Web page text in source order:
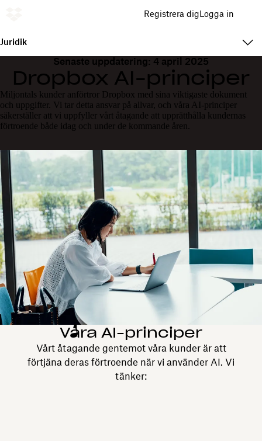
Registrera digLogga in
Juridik
Senaste uppdatering: 4 april 2025
Dropbox AI-principer
Miljontals kunder anförtror Dropbox med sina viktigaste dokument
och uppgifter. Vi tar detta ansvar på allvar, och våra AI-principer
säkerställer att vi uppfyller vårt åtagande att upprätthålla kundernas
förtroende både idag och under de kommande åren.
Våra AI-principer
Vårt åtagande gentemot våra kunder är att
förtjäna deras förtroende när vi använder AI. Vi
tänker: